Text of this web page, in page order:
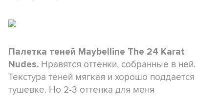
Палетка теней Maybelline The 24 Karat
Nudes. Нравятся оттенки, собранные в ней.
Текстура теней мягкая и хорошо поддается
тушевке. Но 2-3 оттенка для меня